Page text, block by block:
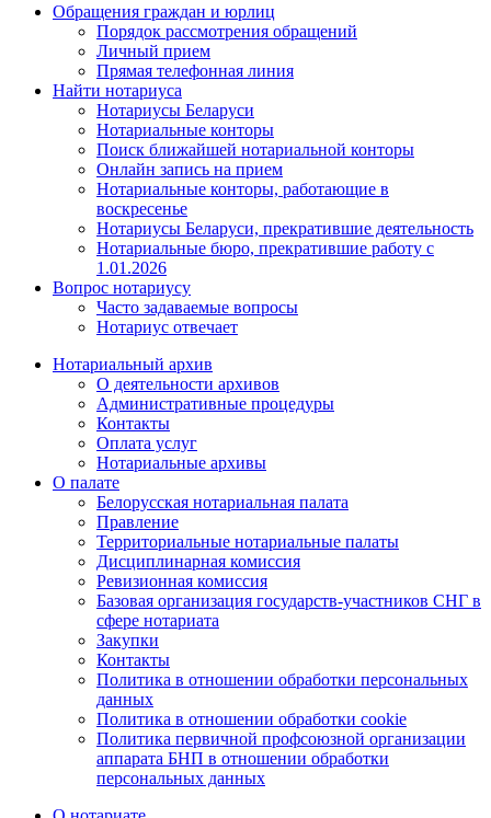
Обращения граждан и юрлиц
Порядок рассмотрения обращений
Личный прием
Прямая телефонная линия
Найти нотариуса
Нотариусы Беларуси
Нотариальные конторы
Поиск ближайшей нотариальной конторы
Онлайн запись на прием
Нотариальные конторы, работающие в
воскресенье
Нотариусы Беларуси, прекратившие деятельность
Нотариальные бюро, прекратившие работу с
1.01.2026
Вопрос нотариусу
Часто задаваемые вопросы
Нотариус отвечает
Нотариальный архив
О деятельности архивов
Административные процедуры
Контакты
Оплата услуг
Нотариальные архивы
О палате
Белорусская нотариальная палата
Правление
Территориальные нотариальные палаты
Дисциплинарная комиссия
Ревизионная комиссия
Базовая организация государств-участников СНГ в
сфере нотариата
Закупки
Контакты
Политика в отношении обработки персональных
данных
Политика в отношении обработки cookie
Политика первичной профсоюзной организации
аппарата БНП в отношении обработки
персональных данных